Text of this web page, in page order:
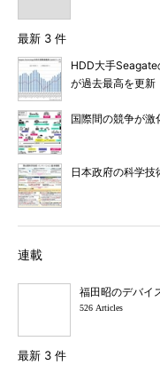
最新 3 件
HDD大手
が過去最高を更新
国際間の競争が激
日本政府の科学
連載
福田昭のデバイ
526 Articles
最新 3 件